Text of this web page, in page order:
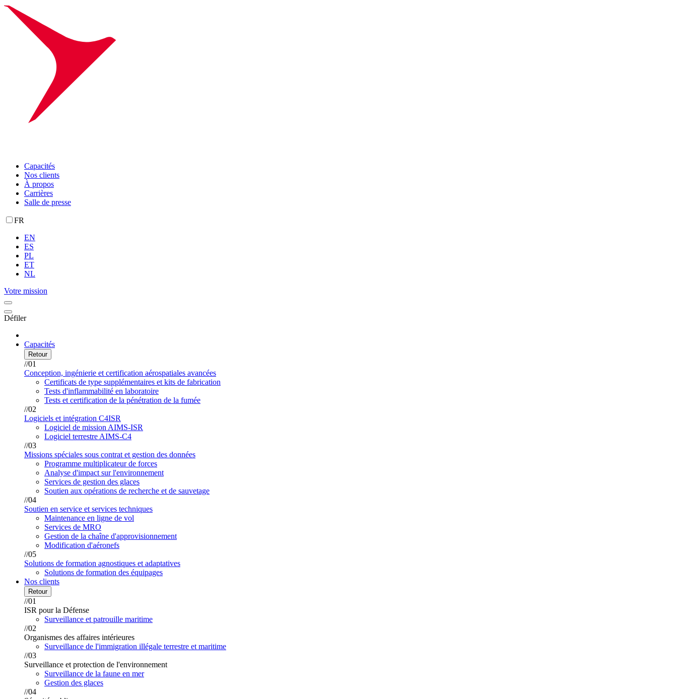
Capacités
Nos clients
À propos
Carrières
Salle de presse
FR
EN
ES
PL
ET
NL
Votre mission
Défiler
Capacités
Retour
//01
Conception, ingénierie et certification aérospatiales avancées
Certificats de type supplémentaires et kits de fabrication
Tests d'inflammabilité en laboratoire
Tests et certification de la pénétration de la fumée
//02
Logiciels et intégration C4ISR
Logiciel de mission AIMS-ISR
Logiciel terrestre AIMS-C4
//03
Missions spéciales sous contrat et gestion des données
Programme multiplicateur de forces
Analyse d'impact sur l'environnement
Services de gestion des glaces
Soutien aux opérations de recherche et de sauvetage
//04
Soutien en service et services techniques
Maintenance en ligne de vol
Services de MRO
Gestion de la chaîne d'approvisionnement
Modification d'aéronefs
//05
Solutions de formation agnostiques et adaptatives
Solutions de formation des équipages
Nos clients
Retour
//01
ISR pour la Défense
Surveillance et patrouille maritime
//02
Organismes des affaires intérieures
Surveillance de l'immigration illégale terrestre et maritime
//03
Surveillance et protection de l'environnement
Surveillance de la faune en mer
Gestion des glaces
//04